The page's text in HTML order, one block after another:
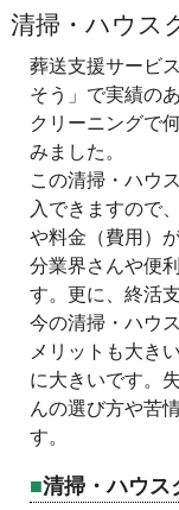
清掃・ハウス
葬送支援サービ
そう」で実績の
クリーニングで
みました。
この清掃・ハウ
入できますので
や料金（費用）
分業界さんや便
す。更に、終活
今の清掃・ハウ
メリットも大き
に大きいです。
んの選び方や苦
す。
清掃・ハウス